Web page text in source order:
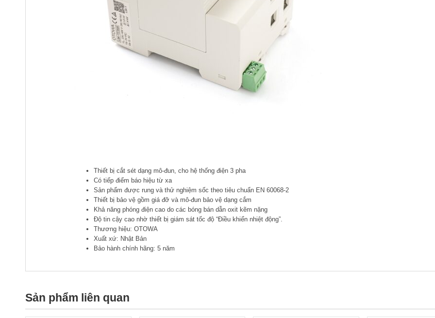
Thiết bị cắt sét dạng mô-đun, cho hệ thống điện 3 pha
Có tiếp điểm báo hiệu từ xa
Sản phẩm được rung và thử nghiệm sốc theo tiêu chuẩn EN 60068-2
Thiết bị bảo vệ gồm giá đỡ và mô-đun bảo vệ dạng cắm
Khả năng phóng điện cao do các bóng bán dẫn oxit kẽm nặng
Độ tin cậy cao nhờ thiết bị giám sát tốc độ “Điều khiển nhiệt động”.
Thương hiệu: OTOWA
Xuất xứ: Nhật Bản
Bảo hành chính hãng: 5 năm
Sản phẩm liên quan